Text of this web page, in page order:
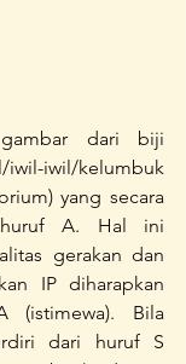
dari biji
iwil/kelumbuk
yang secara
A. Hal ini
gerakan dan
IP diharapkan
(istimewa). Bila
dari huruf S